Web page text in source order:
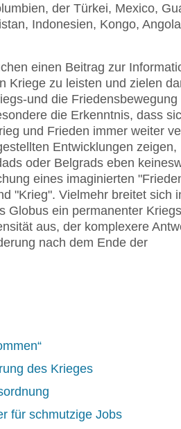
der Türkei, Mexico,
Indonesien, Kongo,
einen Beitrag zur
Kriege zu leisten und zielen
und die
die Erkenntnis, dass
und Frieden immer weiter
Entwicklungen zeigen,
oder Belgrads eben
eines imaginierten
"Krieg". Vielmehr breitet sich
Globus ein permanenter
aus, der komplexere
nach dem Ende der
des Krieges
für schmutzige Jobs